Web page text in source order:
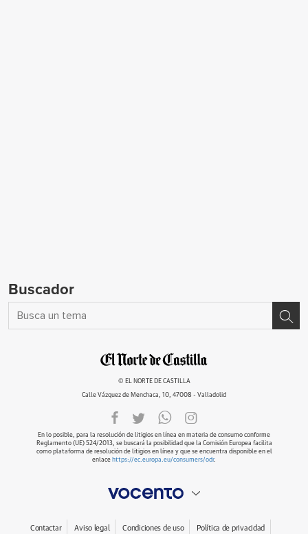
Buscador
© EL NORTE DE CASTILLA
Calle Vázquez de Menchaca, 10, 47008 - Valladolid
En lo posible, para la resolución de litigios en línea en materia de consumo conforme
Reglamento (UE) 524/2013, se buscará la posibilidad que la Comisión Europea facilita
como plataforma de resolución de litigios en línea y que se encuentra disponible en el
enlace https://ec.europa.eu/consumers/odr.
Contactar Aviso legal Condiciones de uso Política de privacidad